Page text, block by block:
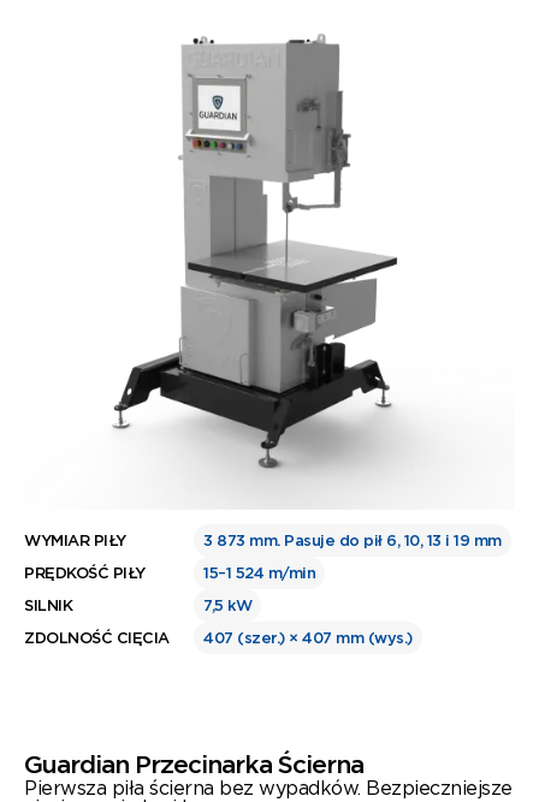
WYMIAR PIŁY
3 873 mm. Pasuje do pił 6, 10, 13 i 19 mm
PRĘDKOŚĆ PIŁY
15–1 524 m/min
SILNIK
7,5 kW
ZDOLNOŚĆ CIĘCIA
407 (szer.) × 407 mm (wys.)
Guardian Przecinarka Ścierna
Pierwsza piła ścierna bez wypadków. Bezpieczniejsze